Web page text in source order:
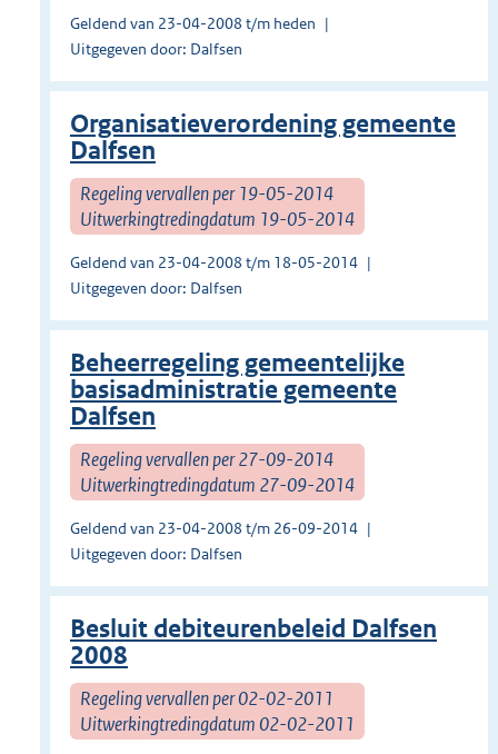
Geldend van 23-04-2008 t/m heden
Uitgegeven door: Dalfsen
Organisatieverordening gemeente
Dalfsen
Regeling vervallen per 19-05-2014
Uitwerkingtredingdatum 19-05-2014
Geldend van 23-04-2008 t/m 18-05-2014
Uitgegeven door: Dalfsen
Beheerregeling gemeentelijke
basisadministratie gemeente
Dalfsen
Regeling vervallen per 27-09-2014
Uitwerkingtredingdatum 27-09-2014
Geldend van 23-04-2008 t/m 26-09-2014
Uitgegeven door: Dalfsen
Besluit debiteurenbeleid Dalfsen
2008
Regeling vervallen per 02-02-2011
Uitwerkingtredingdatum 02-02-2011